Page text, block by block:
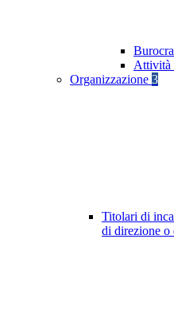
Attività
Organizzazione 3
Titolari di
di direzione o